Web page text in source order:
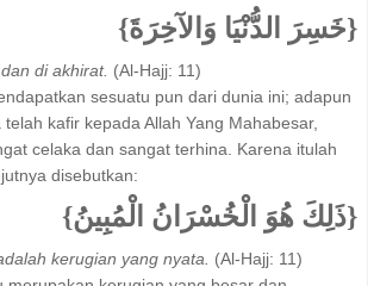
{خَسِرَ الدُّنْيَا وَالآخِرَةَ}
di akhirat. (Al-Hajj: 11)
sesuatu pun dari dunia ini; adapun
kafir kepada Allah Yang Mahabesar,
celaka dan sangat terhina. Karena itulah
disebutkan:
{ذَلِكَ هُوَ الْخُسْرَانُ الْمُبِينُ}
kerugian yang nyata. (Al-Hajj: 11)